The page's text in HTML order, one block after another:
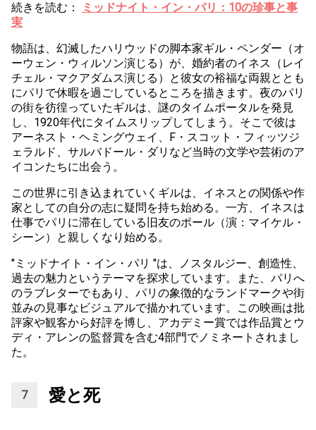
続きを読む：
ミッドナイト・イン・パリ：10の珍事と事
実
物語は、幻滅したハリウッドの脚本家ギル・ペンダー（オ
ーウェン・ウィルソン演じる）が、婚約者のイネス（レイ
チェル・マクアダムス演じる）と彼女の裕福な両親ととも
にパリで休暇を過ごしているところを描きます。夜のパリ
の街を彷徨っていたギルは、謎のタイムポータルを発見
し、1920年代にタイムスリップしてしまう。そこで彼は
アーネスト・ヘミングウェイ、F・スコット・フィッツジ
ェラルド、サルバドール・ダリなど当時の文学や芸術のア
イコンたちに出会う。
この世界に引き込まれていくギルは、イネスとの関係や作
家としての自分の志に疑問を持ち始める。一方、イネスは
仕事でパリに滞在している旧友のポール（演：マイケル・
シーン）と親しくなり始める。
"ミッドナイト・イン・パリ "は、ノスタルジー、創造性、
過去の魅力というテーマを探求しています。また、パリへ
のラブレターでもあり、パリの象徴的なランドマークや街
並みの見事なビジュアルで描かれています。この映画は批
評家や観客から好評を博し、アカデミー賞では作品賞とウ
ディ・アレンの監督賞を含む4部門でノミネートされまし
た。
愛と死